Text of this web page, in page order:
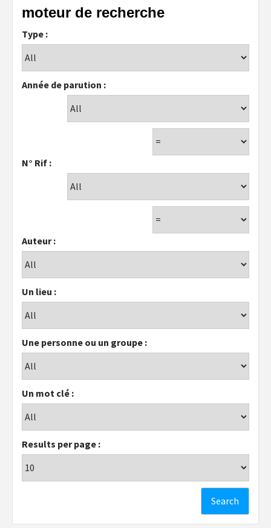
moteur de recherche
Type :
Année de parution :
N° Rif :
Auteur :
Un lieu :
Une personne ou un groupe :
Un mot clé :
Results per page :